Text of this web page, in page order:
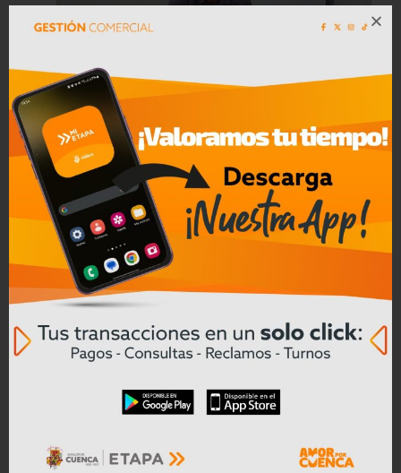
OLÉ lanza nuevos chifles inspirados
en los sabores del Ecuador
Leer mas
Convocatoria a Oferta Pública de
Bienes Muebles e Inmuebles – COAC